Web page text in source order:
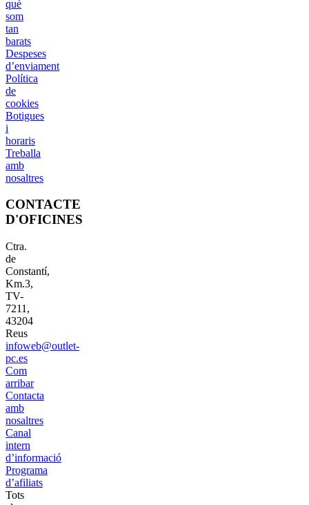
què
som
tan
barats
Despeses
d’enviament
Política
de
cookies
Botigues
i
horaris
Treballa
amb
nosaltres
CONTACTE
D'OFICINES
Ctra.
de
Constantí,
Km.3,
TV-
7211,
43204
Reus
infoweb@outlet-
pc.es
Com
arribar
Contacta
amb
nosaltres
Canal
intern
d’informació
Programa
d’afiliats
Tots